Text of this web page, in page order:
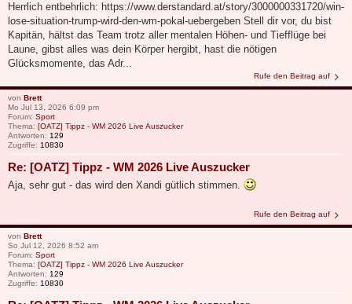
Herrlich entbehrlich: https://www.derstandard.at/story/3000000331720/win-
lose-situation-trump-wird-den-wm-pokal-uebergeben Stell dir vor, du bist
Kapitän, hältst das Team trotz aller mentalen Höhen- und Tiefflüge bei
Laune, gibst alles was dein Körper hergibt, hast die nötigen
Glücksmomente, das Adr...
Rufe den Beitrag auf
von Brett
Mo Jul 13, 2026 6:09 pm
Forum: Sport
Thema: [OATZ] Tippz - WM 2026 Live Auszucker
Antworten: 129
Zugriffe: 10830
Re: [OATZ] Tippz - WM 2026 Live Auszucker
Aja, sehr gut - das wird den Xandi gütlich stimmen.
Rufe den Beitrag auf
von Brett
So Jul 12, 2026 8:52 am
Forum: Sport
Thema: [OATZ] Tippz - WM 2026 Live Auszucker
Antworten: 129
Zugriffe: 10830